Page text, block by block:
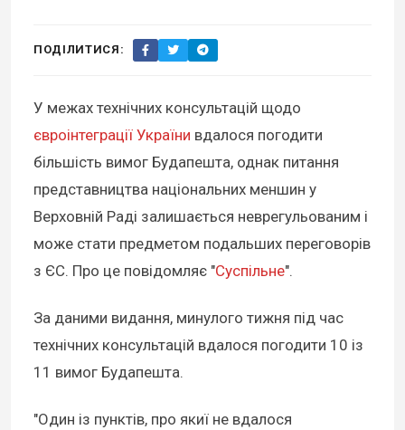
ПОДІЛИТИСЯ:
У межах технічних консультацій щодо
євроінтеграції України вдалося погодити
більшість вимог Будапешта, однак питання
представництва національних меншин у
Верховній Раді залишається неврегульованим і
може стати предметом подальших переговорів
з ЄС. Про це повідомляє "Суспільне".
За даними видання, минулого тижня під час
технічних консультацій вдалося погодити 10 із
11 вимог Будапешта.
"Один із пунктів, про якиї не вдалося